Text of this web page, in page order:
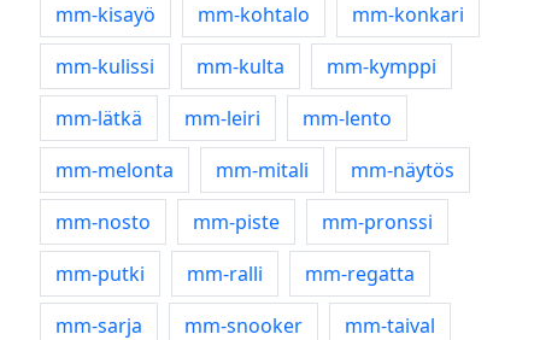
mm-kisayö
mm-kohtalo
mm-konkari
mm-kulissi
mm-kulta
mm-kymppi
mm-lätkä
mm-leiri
mm-lento
mm-melonta
mm-mitali
mm-näytös
mm-nosto
mm-piste
mm-pronssi
mm-putki
mm-ralli
mm-regatta
mm-sarja
mm-snooker
mm-taival